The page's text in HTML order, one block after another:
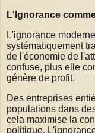
L'Ignorance
L'ignorance
systématiquement
de l'économie de
confuse, plus elle
génère de profit.
Des entreprises
populations dans
cela maximise la
politique.